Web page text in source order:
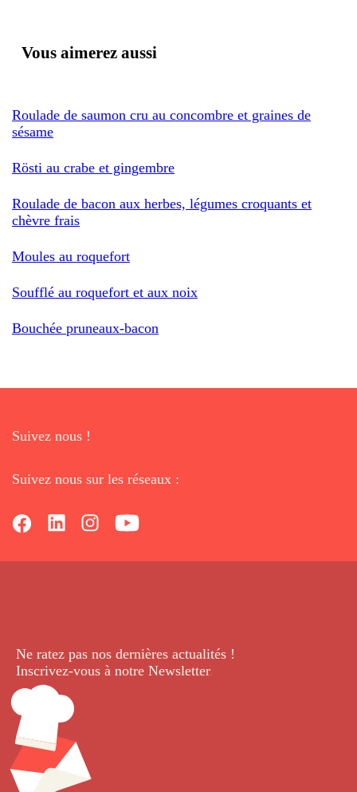
Vous aimerez aussi
Roulade de saumon cru au concombre et graines de
sésame
Rösti au crabe et gingembre
Roulade de bacon aux herbes, légumes croquants et
chèvre frais
Moules au roquefort
Soufflé au roquefort et aux noix
Bouchée pruneaux-bacon
Suivez nous !
Suivez nous sur les réseaux :
Ne ratez pas nos dernières actualités !
Inscrivez-vous à notre Newsletter.